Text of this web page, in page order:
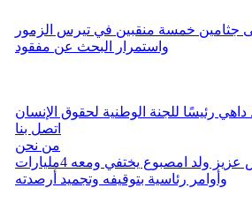
جثامين خمسة منقبين في تيرس الزمور
واستمرار البحث عن مفقود
اتصل بنا
من نحن
زوج ابنة رئيس عزيز ولد امصبوع يختفي ومعه 4مليارات
وأوامر رئاسية بتوقيفه وتجميد أرصدته